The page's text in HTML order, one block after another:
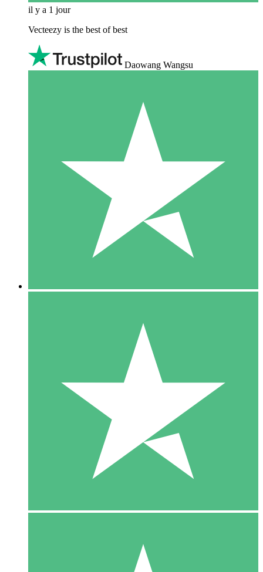
il y a 1 jour
Vecteezy is the best of best
Daowang Wangsu